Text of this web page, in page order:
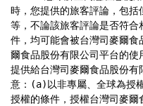
時，您提供的旅客評論，包
等，不論該旅客評論是否符
件，均可能會被台灣司麥爾
爾食品股份有限公司平台的
提供給台灣司麥爾食品股份有
意：(a)以非專屬、全球為授
授權的條件，授權台灣司麥